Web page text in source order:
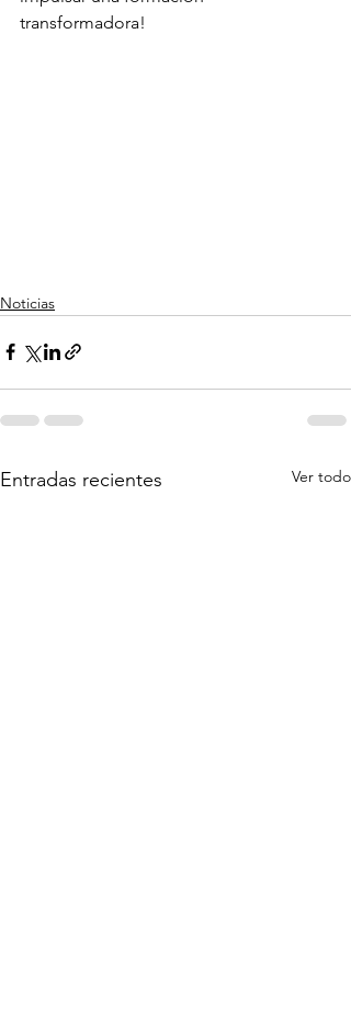
transformadora!
Noticias
Entradas recientes Ver todo